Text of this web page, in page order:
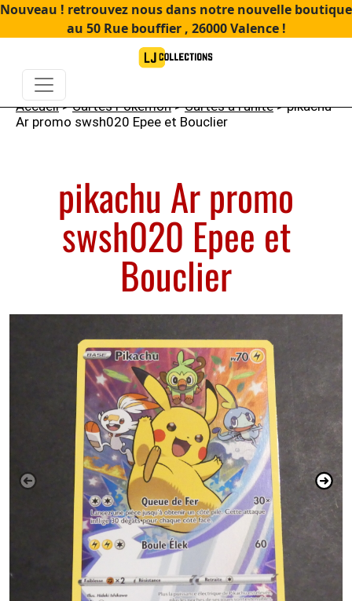
Nouveau ! retrouvez nous dans notre nouvelle boutique
au 50 Rue bouffier , 26000 Valence !
Accueil>Cartes Pokémon>Cartes à l'unité> pikachu
Ar promo swsh020 Epee et Bouclier
pikachu Ar promo
swsh020 Epee et
Bouclier